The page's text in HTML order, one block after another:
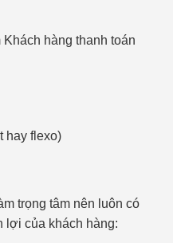
hàng thanh toán
hay flexo)
trọng tâm nên luôn có
lợi của khách hàng: